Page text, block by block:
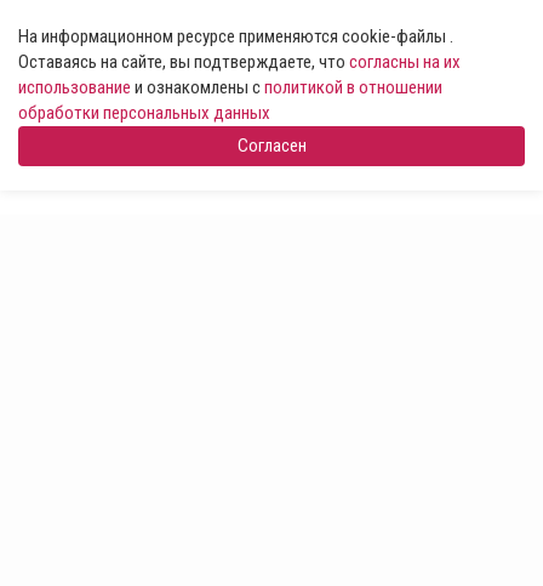
На информационном ресурсе применяются cookie-файлы .
Оставаясь на сайте, вы подтверждаете, что согласны на их
использование и ознакомлены сполитикой в отношении
обработки персональных данных
Согласен